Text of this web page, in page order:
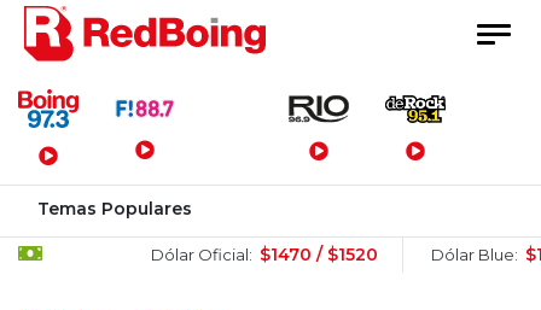
Menú Principal
Temas Populares
Dólar Oficial: $1470 / $1520 Dólar Blue: $1505 /